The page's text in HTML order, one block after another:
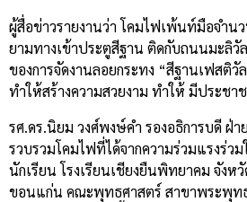
ผู้สื่อข่าวรายงานว่า โคมไฟเพ้นท์มือจำน
ยามทางเข้าประตูสีฐาน ติดกับถนนมะลิ
ของการจัดงานลอยกระทง “สีฐานเฟสติ
ทำให้สร้างความสวยงาม ทำให้ มีประชา
รศ.ดร.นิยม วงศ์พงษ์คำ รองอธิการบดี ฝ่
รวบรวมโคมไฟที่ได้จากความร่วมแรงร่
นักเรียน โรงเรียนเชียงยืนพิทยาคม จังห
ขอนแก่น คณะพุทธศาสตร์ สาขาพระพุท